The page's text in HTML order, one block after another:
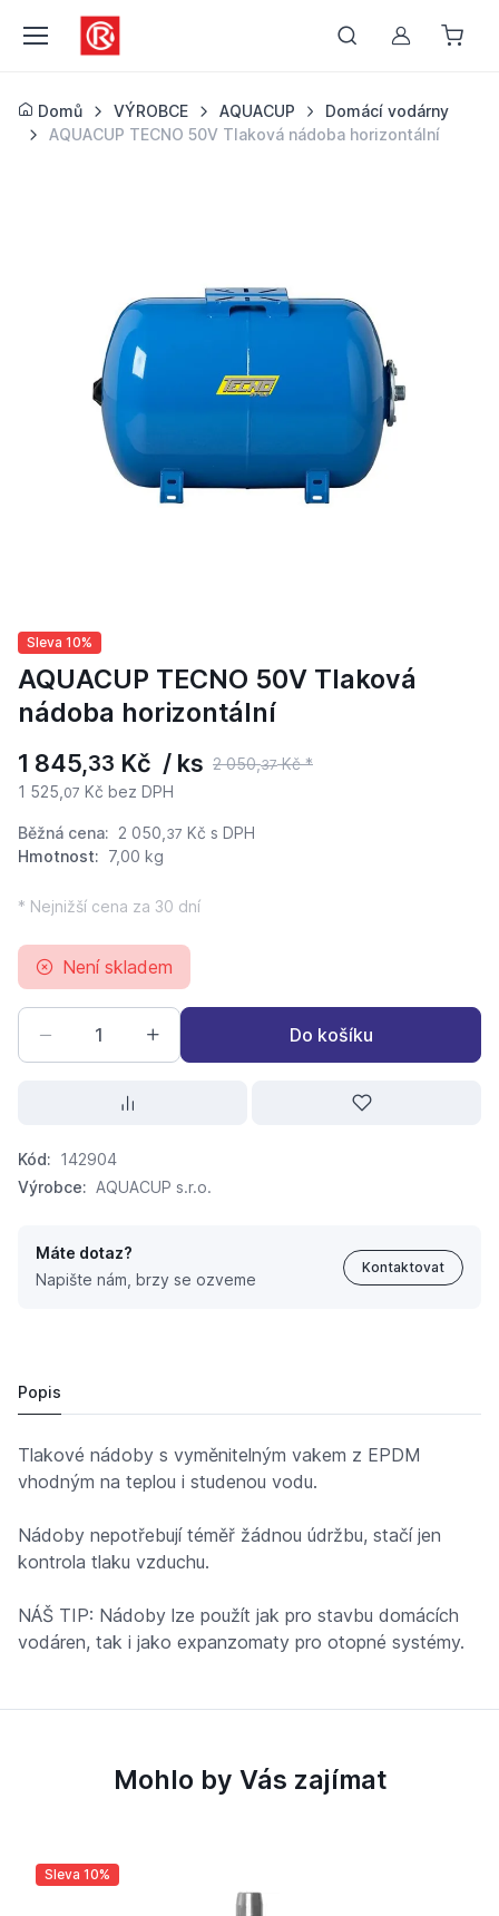
Můj účet
Domů VÝROBCE AQUACUP
Domácí vodárny
AQUACUP TECNO 50V Tlaková nádoba horizontální
Sleva 10%
AQUACUP TECNO 50V Tlaková
nádoba horizontální
1 845,33 Kč / ks 2 050,37Kč *
1 525, 07 Kč bez DPH
Běžná cena: 2 050, 37 Kč s DPH
Hmotnost: 7,00 kg
* Nejnižší cena za 30 dní
Není skladem
Do košíku
Kód: 142904
Výrobce: AQUACUP s.r.o.
Máte dotaz?
Napište nám, brzy se ozveme
Kontaktovat
Popis
Tlakové nádoby s vyměnitelným vakem z EPDM
vhodným na teplou i studenou vodu.
Nádoby nepotřebují téměř žádnou údržbu, stačí jen
kontrola tlaku vzduchu.
NÁŠ TIP: Nádoby lze použít jak pro stavbu domácích
vodáren, tak i jako expanzomaty pro otopné systémy.
Mohlo by Vás zajímat
Sleva 10%